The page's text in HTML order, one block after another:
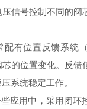
信号控制不同的阀
有位置反馈系统
的位置变化。反馈
系统稳定工作。
用中，采用闭环